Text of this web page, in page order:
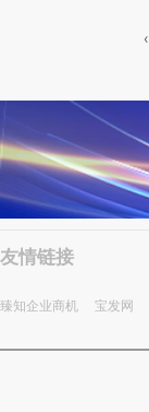
‹
友情链接
臻知企业商机 宝发网